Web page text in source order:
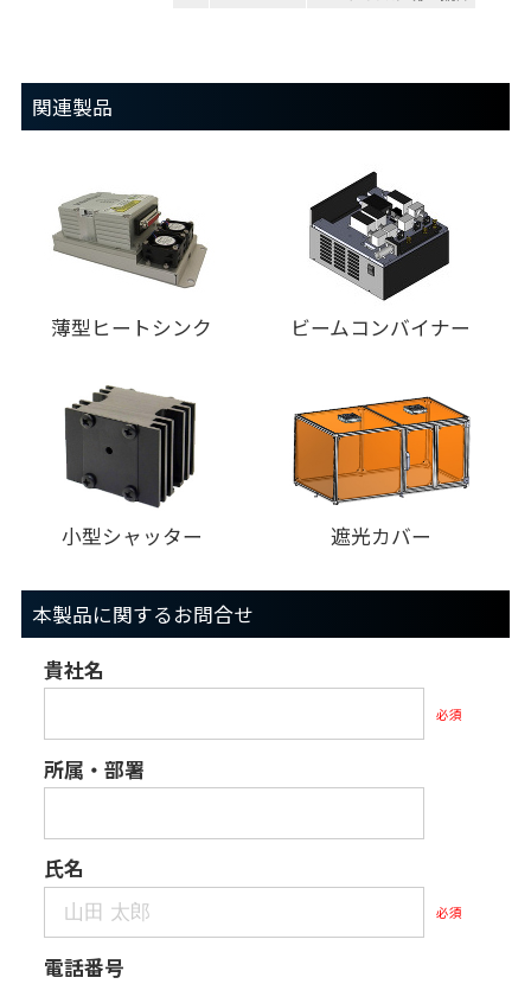
関連製品
薄型ヒートシンク ビームコンバイナー
小型シャッター 遮光カバー
本製品に関するお問合せ
貴社名
必須
所属・部署
氏名
必須
電話番号